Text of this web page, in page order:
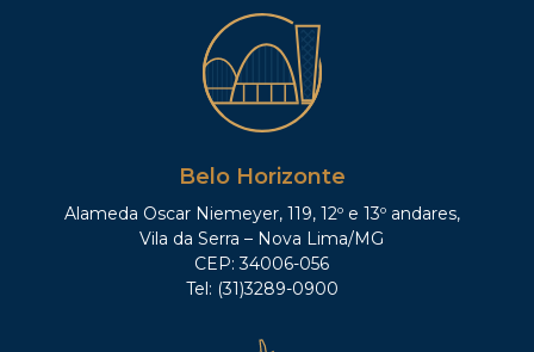
Belo Horizonte
Alameda Oscar Niemeyer, 119, 12º e 13º andares,
Vila da Serra – Nova Lima/MG
CEP: 34006-056
Tel: (31)3289-0900